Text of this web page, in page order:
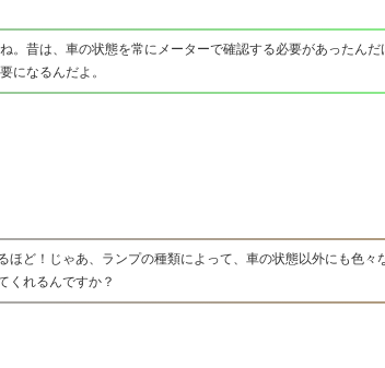
。昔は、車の状態を常にメーターで確認する必要があったん
になるんだよ。
ほど！じゃあ、ランプの種類によって、車の状態以外にも色々
くれるんですか？